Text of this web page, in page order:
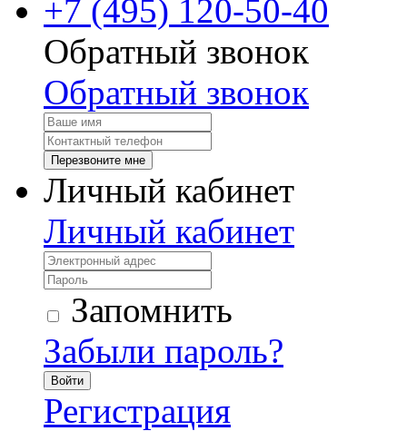
+7 (495) 120-50-40
Обратный звонок
Обратный звонок
Перезвоните мне
Личный кабинет
Личный кабинет
Запомнить
Забыли пароль?
Войти
Регистрация